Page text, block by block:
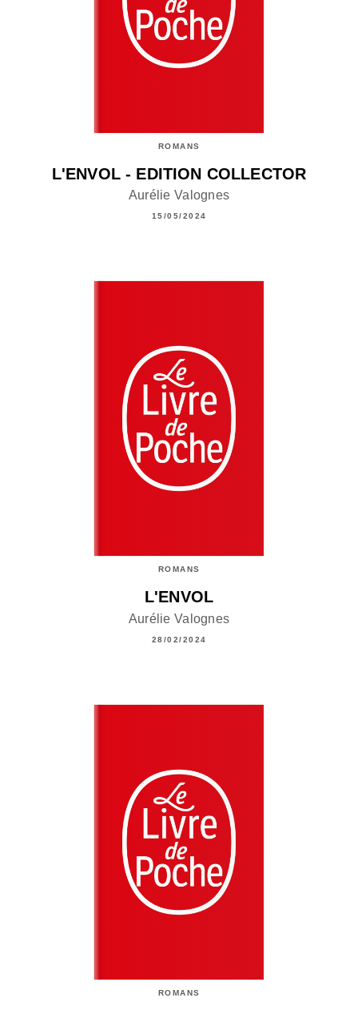
ROMANS
L'ENVOL - EDITION COLLECTOR
Aurélie Valognes
15/05/2024
ROMANS
L'ENVOL
Aurélie Valognes
28/02/2024
ROMANS